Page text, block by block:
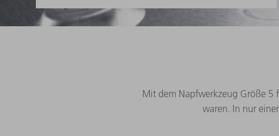
Mit dem Napfwerkzeug Größe 5
waren. In nur